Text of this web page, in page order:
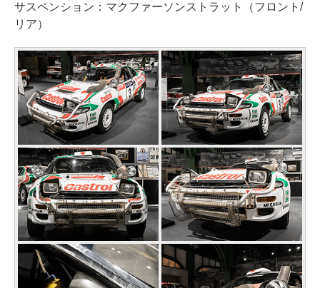
サスペンション：マクファーソンストラット（フロント/
リア）